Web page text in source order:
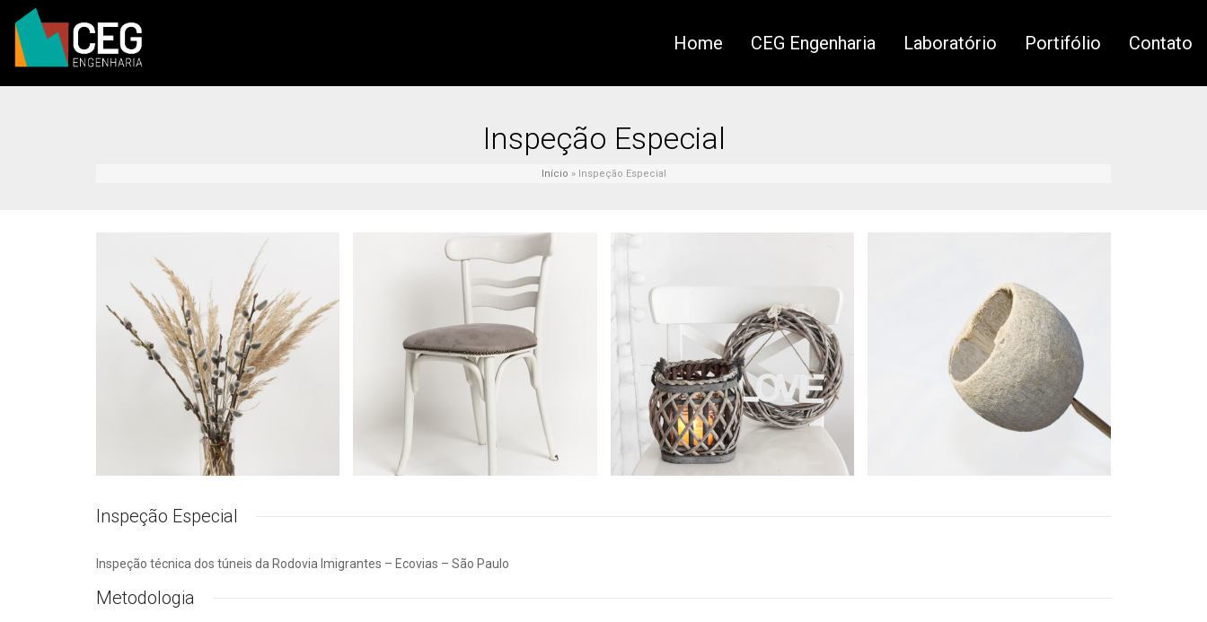
Home CEG Engenharia Laboratório Portifólio Contato
Inspeção Especial
Início » Inspeção Especial
Inspeção Especial
Inspeção técnica dos túneis da Rodovia Imigrantes – Ecovias – São Paulo
Metodologia